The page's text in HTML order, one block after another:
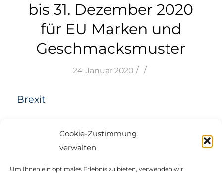
Cookie-Zustimmung
verwalten
Um Ihnen ein optimales Erlebnis zu bieten, verwenden wir
bis 31. Dezember 2020
für EU Marken und
Geschmacksmuster
24. Januar 2020 / /
Brexit
Eintrag teilen